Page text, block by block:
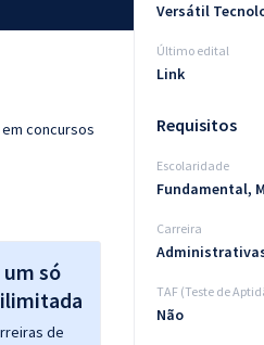
concursos
só
de
Versátil
Último edital
Link
Requisitos
Escolaridade
Fundamental,
Carreira
TAF (Teste de
Não